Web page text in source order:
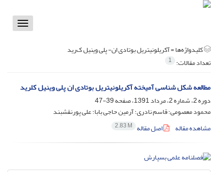
Toggle
کلیدواژه‌ها =آکریلونیتریل بوتادی ان- پلی وینیل ک‌رید
تعداد مقالات: 1
مطالعه شکل شناسی آمیخته آکریلونیتریل بوتادی ان پلی وینیل کلرید
دوره 2، شماره 2، مرداد 1391، صفحه
39-47
محمود معصومی؛ قاسم نادری؛ آرمین حاجی بابا؛ علی پورنقشبند
مشاهده مقاله
اصل مقاله 2.83 M